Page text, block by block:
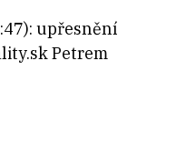
upřesnění
Petrem